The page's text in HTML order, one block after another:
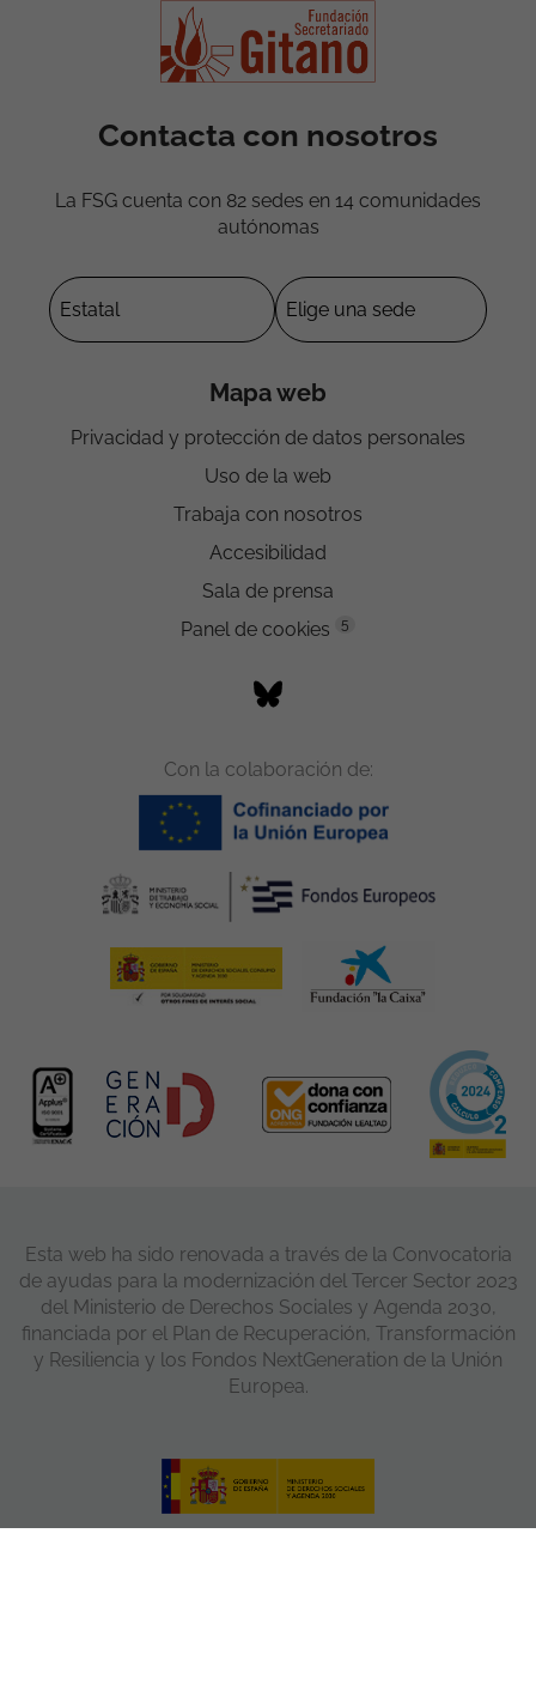
Contacta con nosotros
La FSG cuenta con 82 sedes en 14 comunidades
autónomas
Mapa web
Privacidad y protección de datos personales
Uso de la web
Trabaja con nosotros
Accesibilidad
Sala de prensa
Panel de cookies
5
Con la colaboración de:
Esta web ha sido renovada a través de la Convocatoria
de ayudas para la modernización del Tercer Sector 2023
del Ministerio de Derechos Sociales y Agenda 2030,
financiada por el Plan de Recuperación, Transformación
y Resiliencia y los Fondos NextGeneration de la Unión
Europea.